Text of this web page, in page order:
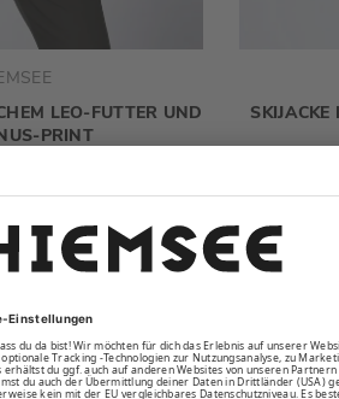
LEO-FUTTER UND
PRINT
SALE